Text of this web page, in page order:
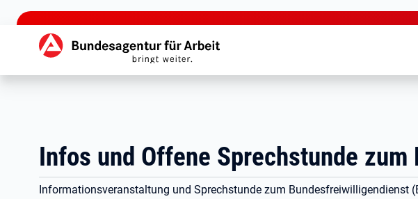
zu den Hauptinhalten springen
Hauptnavigation
Infos und Offene Sprechstunde
Informationsveranstaltung und Sprechstunde zum Bundesfreiwilligendienst